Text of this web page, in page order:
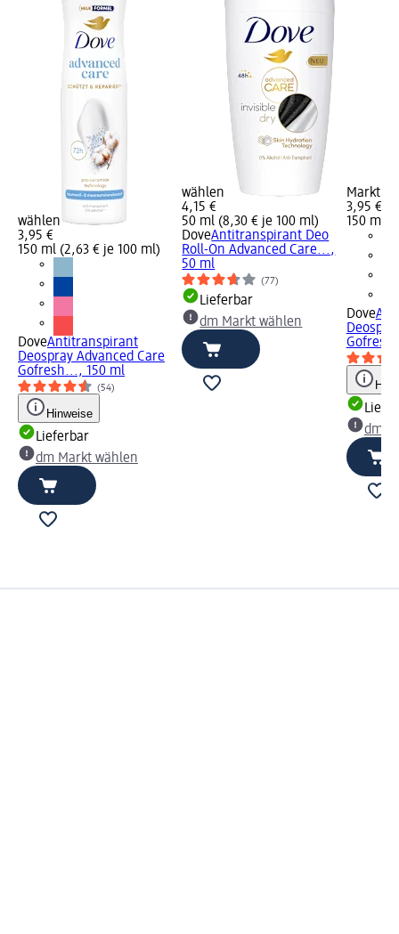
wählen
3,95 €
150 ml (2,63 € je 100 ml)
DoveAntitranspirant
Deospray Advanced Care
Gofresh..., 150 ml
(54)
Hinweise
Lieferbar
dm Markt wählen
wählen
4,15 €
50 ml (8,30 € je 100 ml)
DoveAntitranspirant Deo
Roll-On Advanced Care...,
50 ml
(77)
Lieferbar
dm Markt wählen
Markt
3,95 €
150 ml
Dove
dm